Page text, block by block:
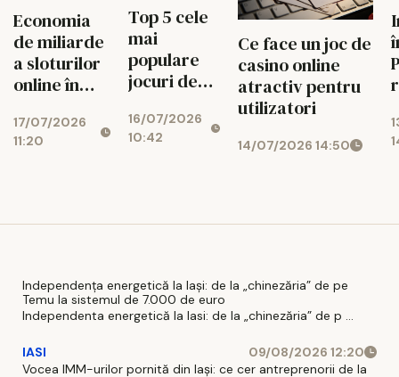
Economia
de miliarde
a sloturilor
online în
17/07/2026
11:20
Top 5 cele
mai
populare
jocuri de
online
16/07/2026
10:42
Ce face un joc de
casino online
atractiv pentru
utilizatori
14/07/2026 14:50
Independența energetică la Iași: de la „chinezăria” de pe
Temu la sistemul de 7.000 de euro
Independenta energetică la Iasi: de la „chinezăria” de p ...
IASI
09/08/2026 12:20
Vocea IMM-urilor pornită din Iași: ce cer antreprenorii de la